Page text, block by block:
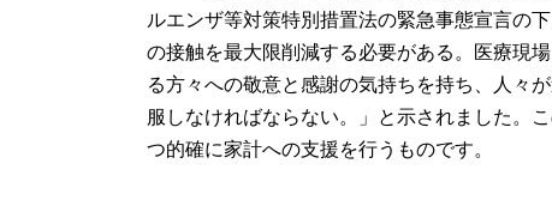
ルエンザ等対策特別措置法の緊急事態宣言の
の接触を最大限削減する必要がある。医療現
る方々への敬意と感謝の気持ちを持ち、人々
服しなければならない。」と示されました。
つ的確に家計への支援を行うものです。